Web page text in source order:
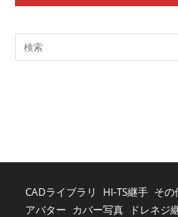
CADライブラリ HI-TS継手 その
アバター カバー写真
ドレネジ